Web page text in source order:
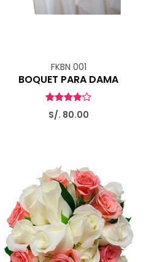
FKBN 001
BOQUET PARA DAMA
S/. 80.00